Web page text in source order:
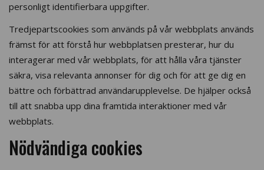
personligt identifierbara uppgifter.
Tredjepartscookies som används på vår webbplats används
främst för att förstå hur webbplatsen presterar, hur du
interagerar med vår webbplats, för att hålla våra tjänster
säkra, visa relevanta annonser för dig och för att ge dig en
bättre och förbättrad användarupplevelse. De hjälper också
till att snabba upp dina framtida interaktioner med vår
webbplats.
Nödvändiga cookies